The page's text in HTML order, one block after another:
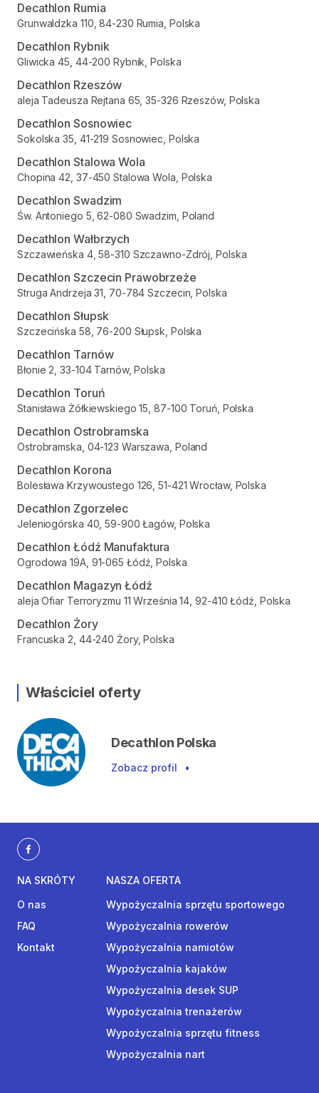
Decathlon Rumia
Grunwaldzka 110, 84-230 Rumia, Polska
Decathlon Rybnik
Gliwicka 45, 44-200 Rybnik, Polska
Decathlon Rzeszów
aleja Tadeusza Rejtana 65, 35-326 Rzeszów, Polska
Decathlon Sosnowiec
Sokolska 35, 41-219 Sosnowiec, Polska
Decathlon Stalowa Wola
Chopina 42, 37-450 Stalowa Wola, Polska
Decathlon Swadzim
Św. Antoniego 5, 62-080 Swadzim, Poland
Decathlon Wałbrzych
Szczawieńska 4, 58-310 Szczawno-Zdrój, Polska
Decathlon Szczecin Prawobrzeże
Struga Andrzeja 31, 70-784 Szczecin, Polska
Decathlon Słupsk
Szczecińska 58, 76-200 Słupsk, Polska
Decathlon Tarnów
Błonie 2, 33-104 Tarnów, Polska
Decathlon Toruń
Stanisława Żółkiewskiego 15, 87-100 Toruń, Polska
Decathlon Ostrobramska
Ostrobramska, 04-123 Warszawa, Poland
Decathlon Korona
Bolesława Krzywoustego 126, 51-421 Wrocław, Polska
Decathlon Zgorzelec
Jeleniogórska 40, 59-900 Łagów, Polska
Decathlon Łódź Manufaktura
Ogrodowa 19A, 91-065 Łódź, Polska
Decathlon Magazyn Łódź
aleja Ofiar Terroryzmu 11 Września 14, 92-410 Łódź, Polska
Decathlon Żory
Francuska 2, 44-240 Żory, Polska
Właściciel oferty
Decathlon Polska
Zobacz profil •
NA SKRÓTY
O nas
FAQ
Kontakt
NASZA OFERTA
Wypożyczalnia sprzętu sportowego
Wypożyczalnia rowerów
Wypożyczalnia namiotów
Wypożyczalnia kajaków
Wypożyczalnia desek SUP
Wypożyczalnia trenażerów
Wypożyczalnia sprzętu fitness
Wypożyczalnia nart